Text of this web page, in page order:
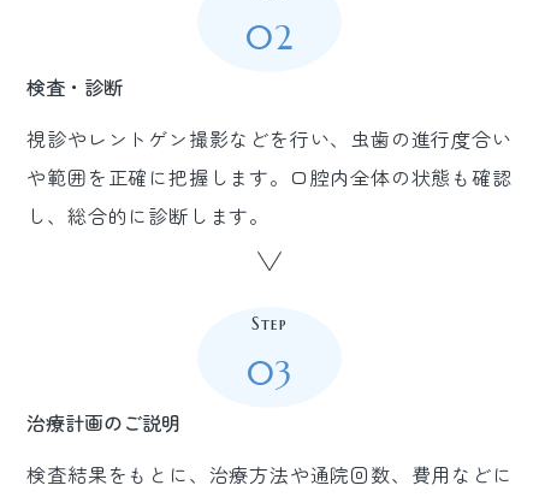
02
検査・診断
視診やレントゲン撮影などを行い、虫歯の進行度合い
や範囲を正確に把握します。口腔内全体の状態も確認
し、総合的に診断します。
Step
03
治療計画のご説明
検査結果をもとに、治療方法や通院回数、費用などに